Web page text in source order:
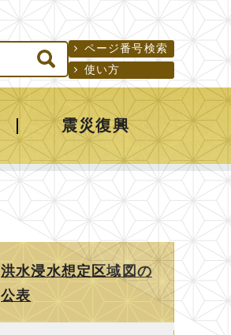
ページ番号検索
使い方
震災復興
洪水浸水想定区域図の
公表